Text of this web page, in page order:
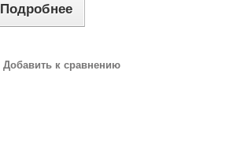
Подробнее
Добавить к сравнению